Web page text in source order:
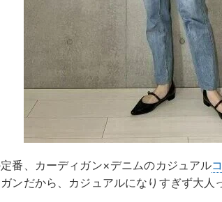
番、カーディガン×デニムのカジュアル
ンだから、カジュアルになりすぎず大人